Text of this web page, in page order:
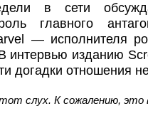
в сети
главного
— исполнителя
интервью изданию
догадки отношения
слух. К сожалению, это